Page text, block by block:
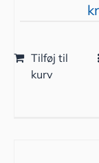
Tilføj til
kurv